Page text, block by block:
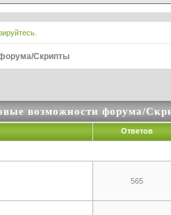
.
Скрипты
возможности форума/
Ответов
565